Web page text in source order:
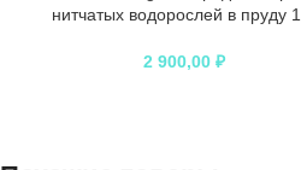
нитчатых водорослей в пруду
2 900,00 ₽